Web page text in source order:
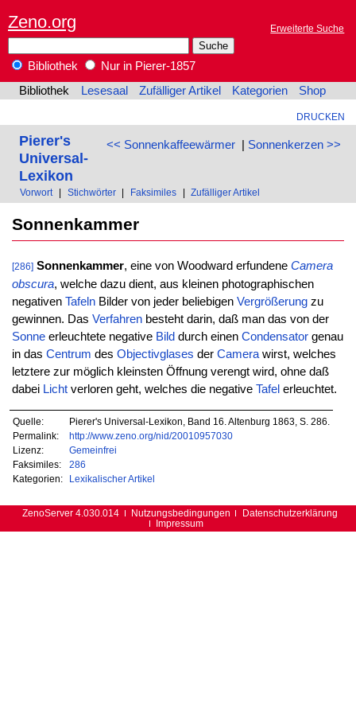
Zeno.org Erweiterte Suche
Bibliothek
Nur in Pierer-1857
Bibliothek
Lesesaal Zufälliger Artikel Kategorien Shop
DRUCKEN
<< Sonnenkaffeewärmer| Sonnenkerzen >>
Pierer's
Universal-
Lexikon
Vorwort Stichwörter Faksimiles Zufälliger Artikel
Sonnenkammer
[286] Sonnenkammer, eine von Woodward erfundene Camera
obscura, welche dazu dient, aus kleinen photographischen
negativen TafelnBilder von jeder beliebigen Vergrößerungzu
gewinnen. Das Verfahrenbesteht darin, daß man das von der
Sonneerleuchtete negative Bild durch einen Condensatorgenau
in das Centrum des Objectivglases der Camerawirst, welches
letztere zur möglich kleinsten Öffnung verengt wird, ohne daß
dabei Lichtverloren geht, welches die negative Tafel erleuchtet.
Quelle:
Pierer's Universal-Lexikon, Band 16. Altenburg 1863, S. 286.
Permalink:
http://www.zeno.org/nid/20010957030
Lizenz:
Gemeinfrei
Faksimiles:
286
Kategorien:
Lexikalischer Artikel
ZenoServer 4.030.014 Nutzungsbedingungen
Datenschutzerklärung
Impressum